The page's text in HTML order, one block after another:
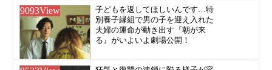
9093View
子どもを返してほしいんです…特
別養子縁組で男の子を迎え入れた
夫婦の運命が動き出す『朝が来
る』がいよいよ劇場公開！